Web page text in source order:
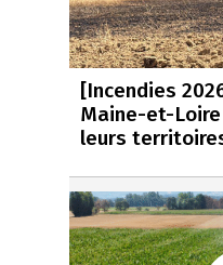
[Incendies
Maine-et-
leurs